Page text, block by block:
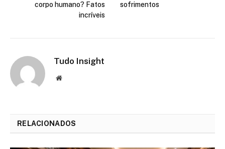
corpo humano? Fatos
incríveis
sofrimentos
Tudo Insight
Website
RELACIONADOS